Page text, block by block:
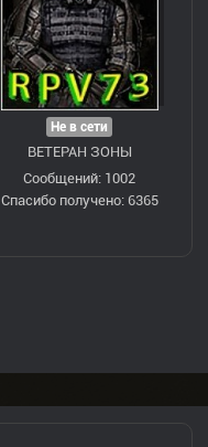
Не в сети
ВЕТЕРАН ЗOНЫ
Сообщений: 1002
Спасибо получено: 6365